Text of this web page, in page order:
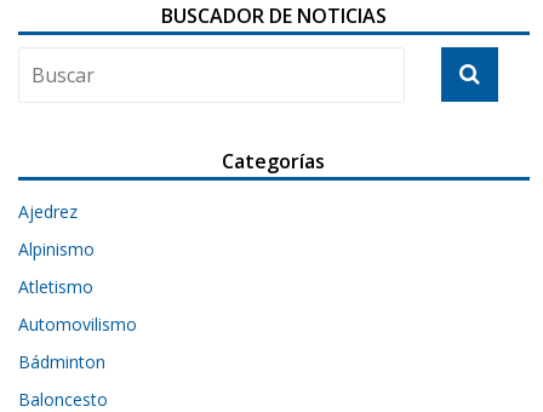
BUSCADOR DE NOTICIAS
Categorías
Ajedrez
Alpinismo
Atletismo
Automovilismo
Bádminton
Baloncesto